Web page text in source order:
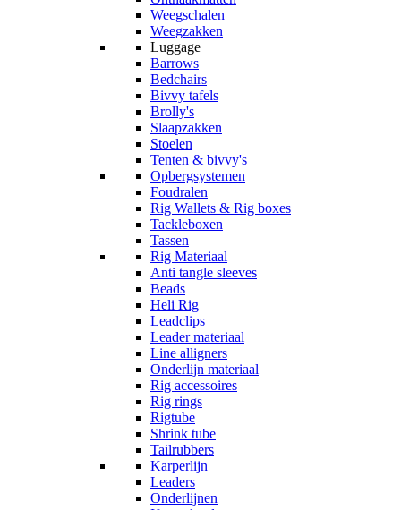
Weegschalen
Weegzakken
Luggage
Barrows
Bedchairs
Bivvy tafels
Brolly's
Slaapzakken
Stoelen
Tenten & bivvy's
Opbergsystemen
Foudralen
Rig Wallets & Rig boxes
Tackleboxen
Tassen
Rig Materiaal
Anti tangle sleeves
Beads
Heli Rig
Leadclips
Leader materiaal
Line alligners
Onderlijn materiaal
Rig accessoires
Rig rings
Rigtube
Shrink tube
Tailrubbers
Karperlijn
Leaders
Onderlijnen